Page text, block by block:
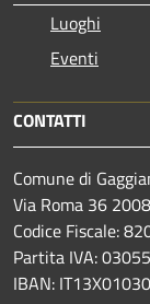
Luoghi
Eventi
CONTATTI
Comune di
Via Roma 36
Codice Fiscale:
Partita IVA:
IBAN: